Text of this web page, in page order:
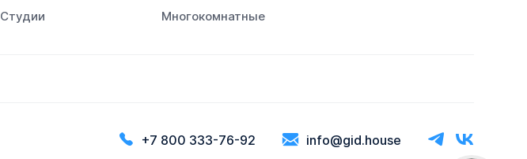
Студии Многокомнатные
+7 800 333-76-92 info@gid.house